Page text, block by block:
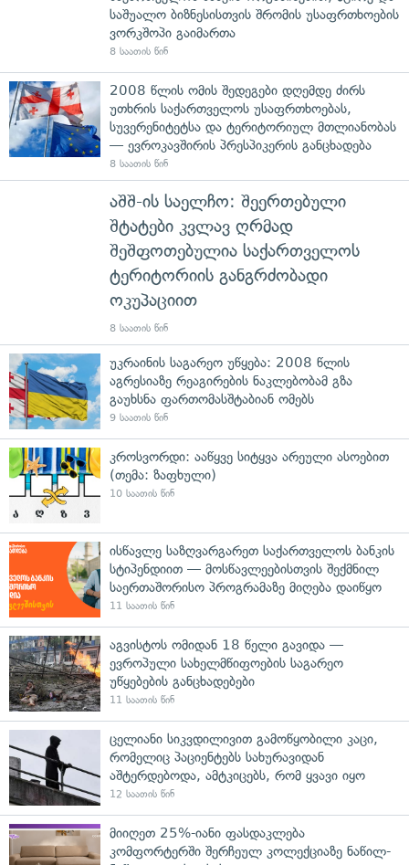
საშუალო ბიზნესისთვის შრომის უსაფრთხოების
ვორკშოპი გაიმართა
8 საათის წინ
2008 წლის ომის შედეგები დღემდე ძირს
უთხრის საქართველოს უსაფრთხოებას,
სუვერენიტეტსა და ტერიტორიულ მთლიანობას
— ევროკავშირის პრესპიკერის განცხადება
8 საათის წინ
აშშ-ის საელჩო: შეერთებული
შტატები კვლავ ღრმად
შეშფოთებულია საქართველოს
ტერიტორიის განგრძობადი
ოკუპაციით
8 საათის წინ
უკრაინის საგარეო უწყება: 2008 წლის
აგრესიაზე რეაგირების ნაკლებობამ გზა
გაუხსნა ფართომასშტაბიან ომებს
9 საათის წინ
კროსვორდი: ააწყვე სიტყვა არეული ასოებით
(თემა: ზაფხული)
10 საათის წინ
ისწავლე საზღვარგარეთ საქართველოს ბანკის
სტიპენდიით — მოსწავლეებისთვის შექმნილ
საერთაშორისო პროგრამაზე მიღება დაიწყო
11 საათის წინ
აგვისტოს ომიდან 18 წელი გავიდა —
ევროპული სახელმწიფოების საგარეო
უწყებების განცხადებები
11 საათის წინ
ცელიანი სიკვდილივით გამოწყობილი კაცი,
რომელიც პაციენტებს სახურავიდან
აშტერდებოდა, ამტკიცებს, რომ ყვავი იყო
12 საათის წინ
მიიღეთ 25%-იანი ფასდაკლება
კომფორტერში შერჩეულ კოლექციაზე ნაწილ-